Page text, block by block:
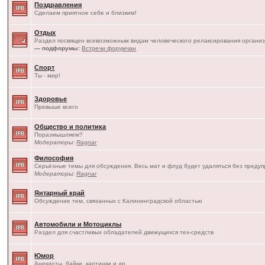
Поздравления
Сделаем приятное себе и близким!
Отдых
Раздел посвящен всевозможным видам человеческого релаксирования
— подфорумы: Встречи форумчан
Спорт
Ты - мир!
Здоровье
Превыше всего
Общество и политика
Поразмышляем?
Модераторы:Ragnar
Философия
Серьёзные темы для обсуждения. Весь мат и флуд будет удаляться без
Модераторы:Ragnar
Янтарный край
Обсуждение тем, связанных с Калининградской областью
Автомобили и Мотоциклы
Раздел для счастливых обладателей движущихся тех-средств
Юмор
Анекдоты, байки, картинки и др.